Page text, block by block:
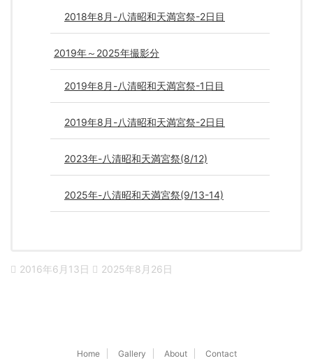
2018年8月-八清昭和天満宮祭-2日目
2019年～2025年撮影分
2019年8月-八清昭和天満宮祭-1日目
2019年8月-八清昭和天満宮祭-2日目
2023年-八清昭和天満宮祭(8/12)
2025年-八清昭和天満宮祭(9/13-14)
2016年6月13日 2025年8月26日
Home Gallery About Contact